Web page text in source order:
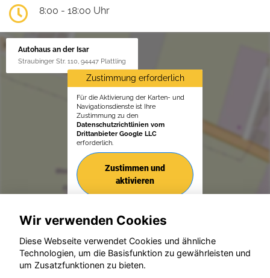
8:00 - 18:00 Uhr
Autohaus an der Isar
Straubinger Str. 110, 94447 Plattling
Zustimmung erforderlich
Für die Aktivierung der Karten- und
Navigationsdienste ist Ihre
Zustimmung zu den
Datenschutzrichtlinien vom
Drittanbieter Google LLC
erforderlich.
Zustimmen und
aktivieren
© konjunkturmotor.de GmbH 2020 - 2026
Wir verwenden Cookies
Diese Webseite verwendet Cookies und ähnliche
Technologien, um die Basisfunktion zu gewährleisten und
um Zusatzfunktionen zu bieten.